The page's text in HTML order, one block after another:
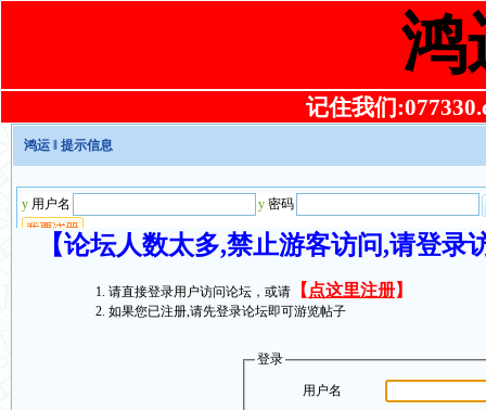
鸿
记住我们
鸿运 ‖ 提示信息
【论坛人数太多,禁止游客访问,请登
请直接登录用户访问论坛，或请 【 点这里注册】
如果您已注册,请先登录论坛即可游览帖子
登录
用户名